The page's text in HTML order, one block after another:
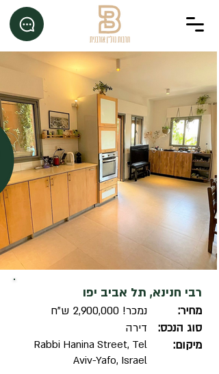
רבי חנינא, תל אביב יפו
נמכר! 2,900,000 ש"ח
דירה
Rabbi Hanina Street, Tel
Aviv-Yafo, Israel
מחיר:
סוג הנכס:
מיקום: